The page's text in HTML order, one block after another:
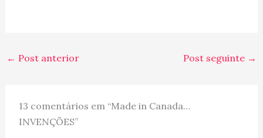
que brasileiros estão
acostumados. a Aldo traz
todas as estações…
← Post anterior Post seguinte →
13 comentários em “Made in Canada…
INVENÇÕES”